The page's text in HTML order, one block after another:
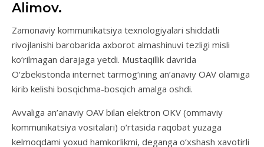
Alimov.
Zamonaviy kommunikatsiya texnologiyalari shiddatli
rivojlanishi barobarida axborot almashinuvi tezligi misli
ko‘rilmagan darajaga yetdi. Mustaqillik davrida
O‘zbekistonda internet tarmog‘ining an’anaviy OAV olamiga
kirib kelishi bosqichma-bosqich amalga oshdi.
Avvaliga an’anaviy OAV bilan elektron OKV (ommaviy
kommunikatsiya vositalari) o‘rtasida raqobat yuzaga
kelmoqdami yoxud hamkorlikmi, deganga o‘xshash xavotirli